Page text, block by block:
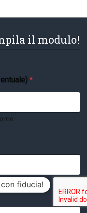
il modulo!
*
fiducia!